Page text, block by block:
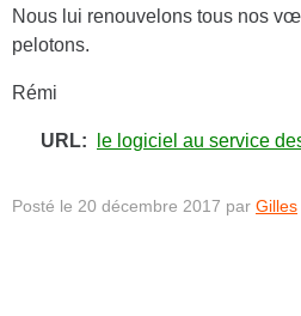
Nous lui renouvelons tous nos
pelotons.
Rémi
URL: le logiciel au service
Posté le 20 décembre 2017 par Gilles